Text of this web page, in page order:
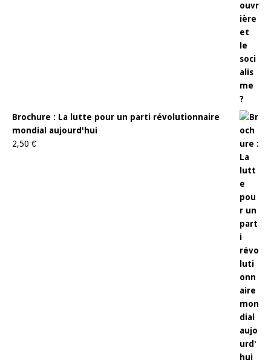
Brochure : La lutte pour un parti révolutionnaire
mondial aujourd'hui
2,50 €